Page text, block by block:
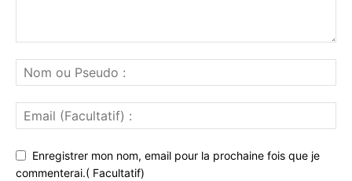
Enregistrer mon nom, email pour la prochaine fois que je
commenterai.( Facultatif)